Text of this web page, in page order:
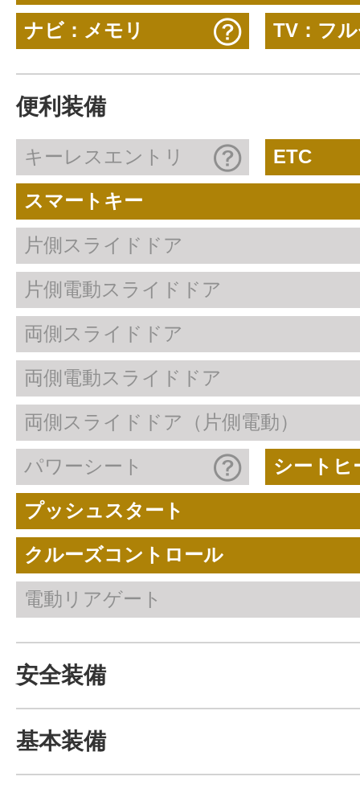
ナビ：メモリ TV：フ
便利装備
キーレスエントリ ETC
スマートキー
片側スライドドア
片側電動スライドドア
両側スライドドア
両側電動スライドドア
両側スライドドア（片側電動）
パワーシート シートヒ
プッシュスタート
クルーズコントロール
電動リアゲート
安全装備
基本装備